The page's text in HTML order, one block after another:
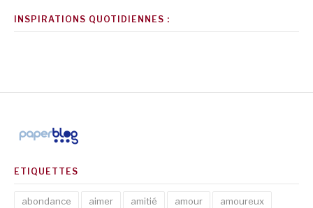
INSPIRATIONS QUOTIDIENNES :
ETIQUETTES
abondance aimer amitié amour amoureux